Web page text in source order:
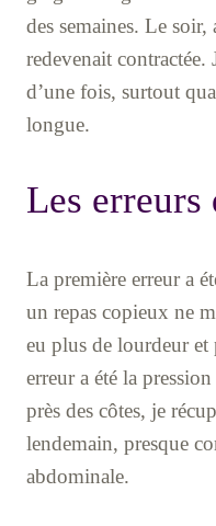
des semaines. Le
redevenait contractée.
d’une fois, surtout
longue.
Les erreurs
La première erreur a
un repas copieux ne
eu plus de lourdeur et
erreur a été la
près des côtes, je
lendemain, presque
abdominale.